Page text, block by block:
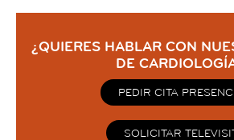
¿QUIERES HABLAR CON
DE
PEDIR CITA
SOLICITAR